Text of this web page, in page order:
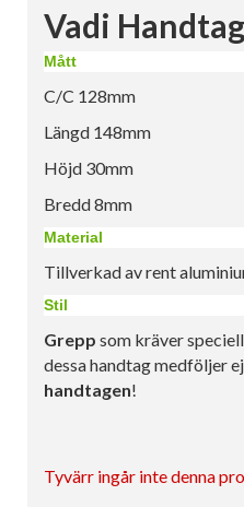
Vadi Handtag
Mått
C/C 128mm
Längd 148mm
Höjd 30mm
Bredd 8mm
Material
Tillverkad av rent
Stil
Grepp som kräver
dessa handtag medföljer
handtagen!
Tyvärr ingår inte denna